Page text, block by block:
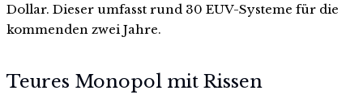
Dollar. Dieser umfasst rund 30 EUV-Systeme für die
kommenden zwei Jahre.
Teures Monopol mit Rissen